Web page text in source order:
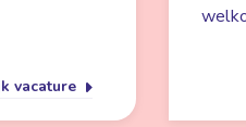
vacature